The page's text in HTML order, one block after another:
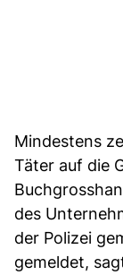
Mindestens
Täter auf die
des
der Polizei
gemeldet,